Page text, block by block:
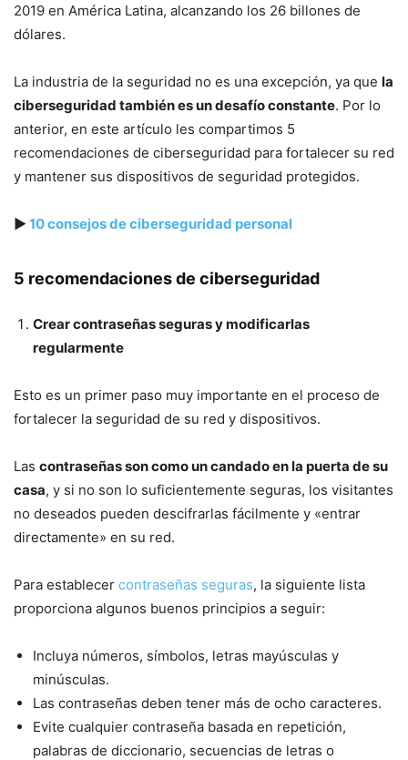
2019 en América Latina, alcanzando los 26 billones de
dólares.
La industria de la seguridad no es una excepción, ya que la
ciberseguridad también es un desafío constante. Por lo
anterior, en este artículo les compartimos 5
recomendaciones de ciberseguridad para fortalecer su red
y mantener sus dispositivos de seguridad protegidos.
▶10 consejos de ciberseguridad personal
5 recomendaciones de ciberseguridad
Crear contraseñas seguras y modificarlas
regularmente
Esto es un primer paso muy importante en el proceso de
fortalecer la seguridad de su red y dispositivos.
Las contraseñas son como un candado en la puerta de su
casa, y si no son lo suficientemente seguras, los visitantes
no deseados pueden descifrarlas fácilmente y «entrar
directamente» en su red.
Para establecer contraseñas seguras, la siguiente lista
proporciona algunos buenos principios a seguir:
Incluya números, símbolos, letras mayúsculas y
minúsculas.
Las contraseñas deben tener más de ocho caracteres.
Evite cualquier contraseña basada en repetición,
palabras de diccionario, secuencias de letras o